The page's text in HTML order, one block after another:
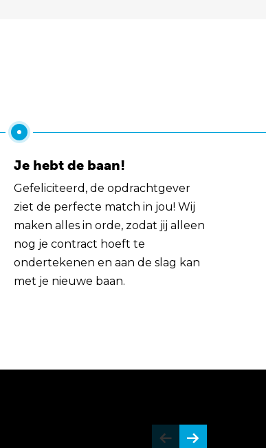
Je hebt de baan!
Gefeliciteerd, de opdrachtgever
ziet de perfecte match in jou! Wij
maken alles in orde, zodat jij alleen
nog je contract hoeft te
ondertekenen en aan de slag kan
met je nieuwe baan.